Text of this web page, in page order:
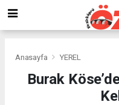
Anasayfa YEREL
Burak